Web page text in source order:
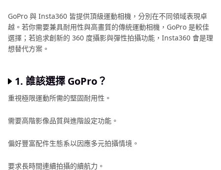
GoPro 與 Insta360 皆提供頂級運動相機，分別在不同領域表現卓
越。若你需要兼具耐用性與高畫質的傳統運動相機，GoPro 是較佳
選擇；若追求創新的 360 度攝影與彈性拍攝功能，Insta360 會是理
想替代方案。
1. 誰該選擇 GoPro？
重視極限運動所需的堅固耐用性。
需要高階影像品質與進階設定功能。
偏好豐富配件生態系以因應多元拍攝情境。
要求長時間連續拍攝的續航力。